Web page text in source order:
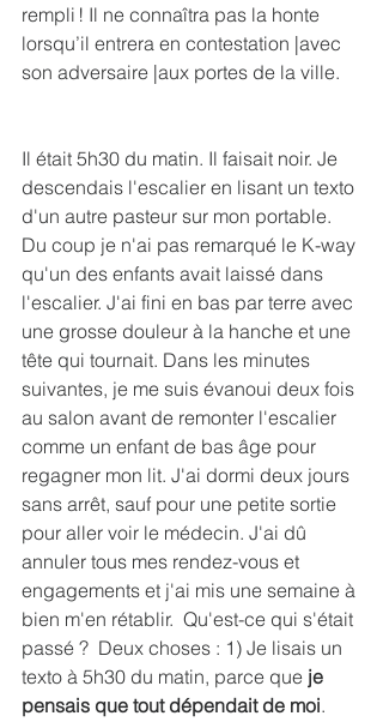
rempli ! Il ne connaîtra pas la honte
lorsqu’il entrera en contestation |avec
son adversaire |aux portes de la ville.
Il était 5h30 du matin. Il faisait noir. Je
descendais l'escalier en lisant un texto
d'un autre pasteur sur mon portable.
Du coup je n'ai pas remarqué le K-way
qu'un des enfants avait laissé dans
l'escalier. J'ai fini en bas par terre avec
une grosse douleur à la hanche et une
tête qui tournait. Dans les minutes
suivantes, je me suis évanoui deux fois
au salon avant de remonter l'escalier
comme un enfant de bas âge pour
regagner mon lit. J'ai dormi deux jours
sans arrêt, sauf pour une petite sortie
pour aller voir le médecin. J'ai dû
annuler tous mes rendez-vous et
engagements et j'ai mis une semaine à
bien m'en rétablir.  Qu'est-ce qui s'était
passé ?  Deux choses : 1) Je lisais un
texto à 5h30 du matin, parce que je
pensais que tout dépendait de moi.